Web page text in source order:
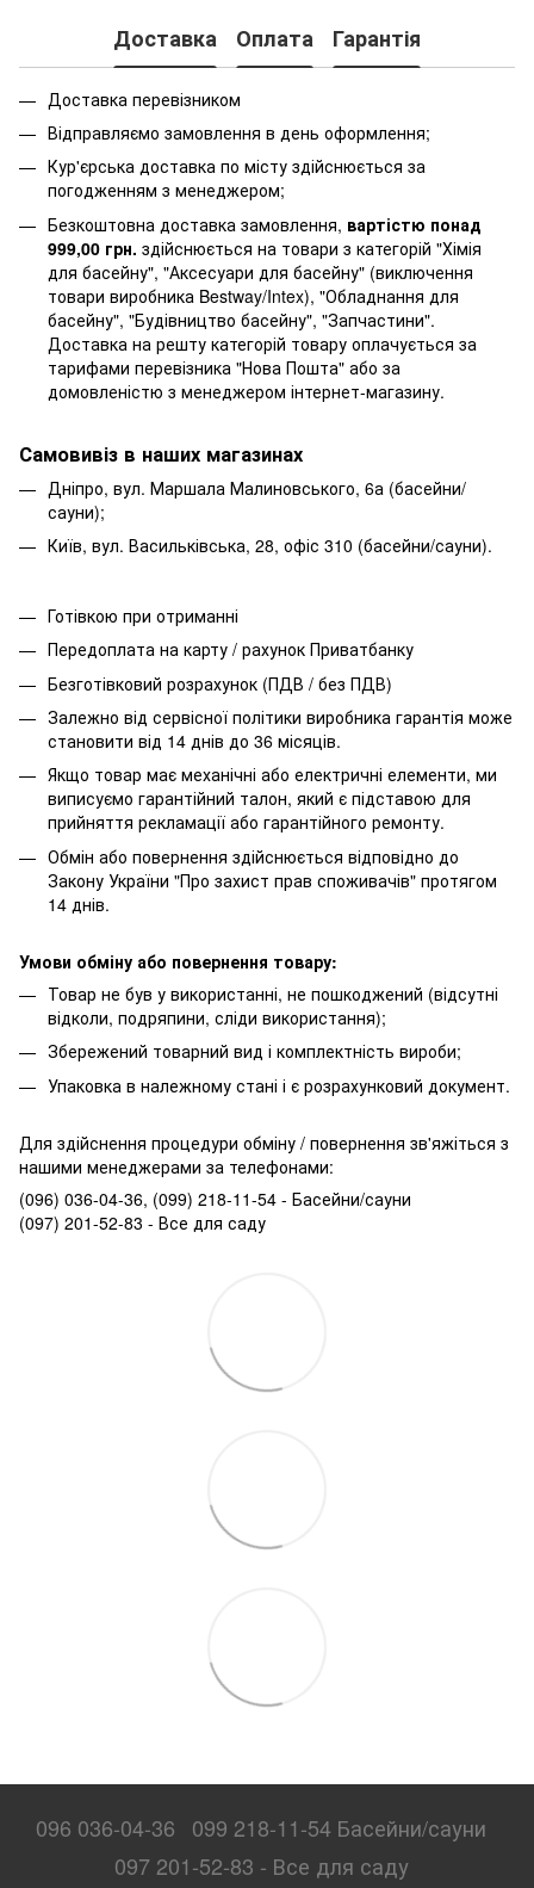
Доставка Оплата Гарантія
Доставка перевізником
Відправляємо замовлення в день оформлення;
Кур'єрська доставка по місту здійснюється за
погодженням з менеджером;
Безкоштовна доставка замовлення, вартістю понад
999,00 грн. здійснюється на товари з категорій "Хімія
для басейну", "Аксесуари для басейну" (виключення
товари виробника Bestway/Intex), "Обладнання для
басейну", "Будівництво басейну", "Запчастини".
Доставка на решту категорій товару оплачується за
тарифами перевізника "Нова Пошта" або за
домовленістю з менеджером інтернет-магазину.
Самовивіз в наших магазинах
Дніпро, вул. Маршала Малиновського, 6а (басейни/
сауни);
Київ, вул. Васильківська, 28, офіс 310 (басейни/сауни).
Готівкою при отриманні
Передоплата на карту / рахунок Приватбанку
Безготівковий розрахунок (ПДВ / без ПДВ)
Залежно від сервісної політики виробника гарантія може
становити від 14 днів до 36 місяців.
Якщо товар має механічні або електричні елементи, ми
виписуємо гарантійний талон, який є підставою для
прийняття рекламації або гарантійного ремонту.
Обмін або повернення здійснюється відповідно до
Закону України "Про захист прав споживачів" протягом
14 днів.
Умови обміну або повернення товару:
Товар не був у використанні, не пошкоджений (відсутні
відколи, подряпини, сліди використання);
Збережений товарний вид і комплектність вироби;
Упаковка в належному стані і є розрахунковий документ.
Для здійснення процедури обміну / повернення зв'яжіться з
нашими менеджерами за телефонами:
(096) 036-04-36, (099) 218-11-54 - Басейни/сауни
(097) 201-52-83 - Все для саду
096 036-04-36
099 218-11-54 Басейни/сауни
097 201-52-83 - Все для саду